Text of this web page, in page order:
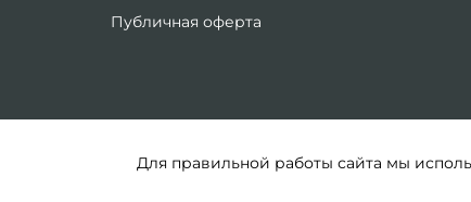
Публичная оферта
Для правильной работы сайта мы